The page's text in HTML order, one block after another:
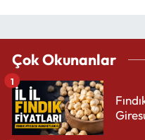
Çok Okunanlar
1